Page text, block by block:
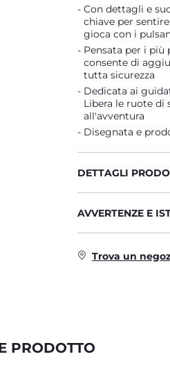
Con dettagli e
chiave per
gioca con i
Pensata per i più
consente di
tutta sicurezza
Dedicata ai
Libera le ruote di
all'avventura
Disegnata e
DETTAGLI
AVVERTENZE E
Trova un
PRODOTTO